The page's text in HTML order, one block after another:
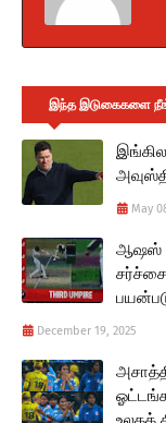
இந்த இடுகைகளை
May
ஆஷஸ்
December 19, 2025